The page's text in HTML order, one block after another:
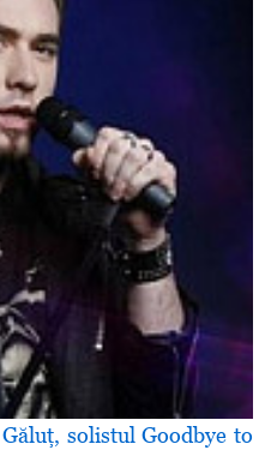
solistul Goodbye to